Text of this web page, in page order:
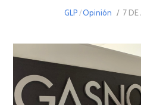
GLP /Opinión 7